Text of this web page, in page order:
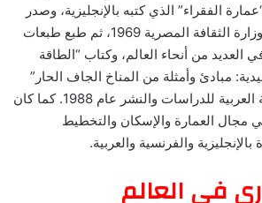
الفقراء” الذي كتبه بالإنجليزية، وصدر
في طبعة محدودة عن وزارة الثقافة المصرية 1969، ثم طبع طبعات
العديد من أنحاء العالم، وكتاب “الطاقة
مبادئ وأمثلة من المناخ الجاف الحار”
والذي نشرته المؤسسة العربية للدراسات والنشر عام 1988. كما كان
مجال العمارة والإسكان والتخطيط
بالإنجليزية والفرنسية والعربية.
في العالم